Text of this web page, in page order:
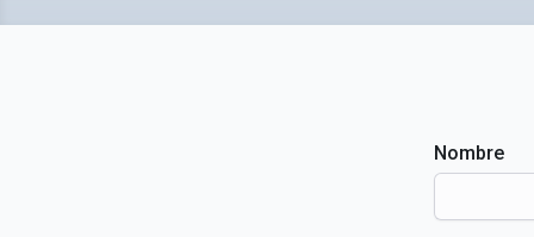
Nombre